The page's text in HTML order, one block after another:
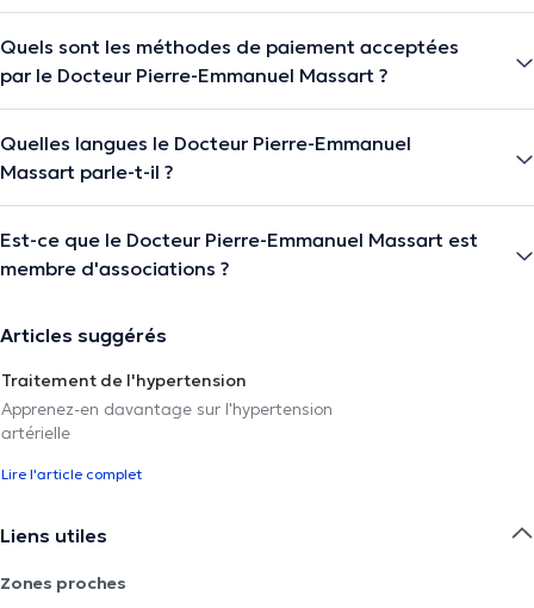
Quels sont les méthodes de paiement acceptées
par le Docteur Pierre-Emmanuel Massart ?
Quelles langues le Docteur Pierre-Emmanuel
Massart parle-t-il ?
Est-ce que le Docteur Pierre-Emmanuel Massart est
membre d'associations ?
Articles suggérés
Traitement de l'hypertension
Apprenez-en davantage sur l'hypertension
artérielle
Lire l'article complet
Liens utiles
Zones proches